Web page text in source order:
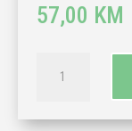
57,00 KM
WAVE
Fi